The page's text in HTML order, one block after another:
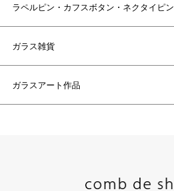
ラペルピン・カフスボタン・ネクタイピン
ガラス雑貨
ガラスアート作品